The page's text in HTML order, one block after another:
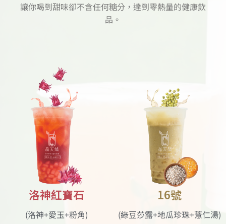
讓你喝到甜味卻不含任何糖分，達到零熱量的健康飲
品。
洛神紅寶石
(洛神+愛玉+粉角)
16號
(綠豆莎露+地瓜珍珠+薏仁湯)